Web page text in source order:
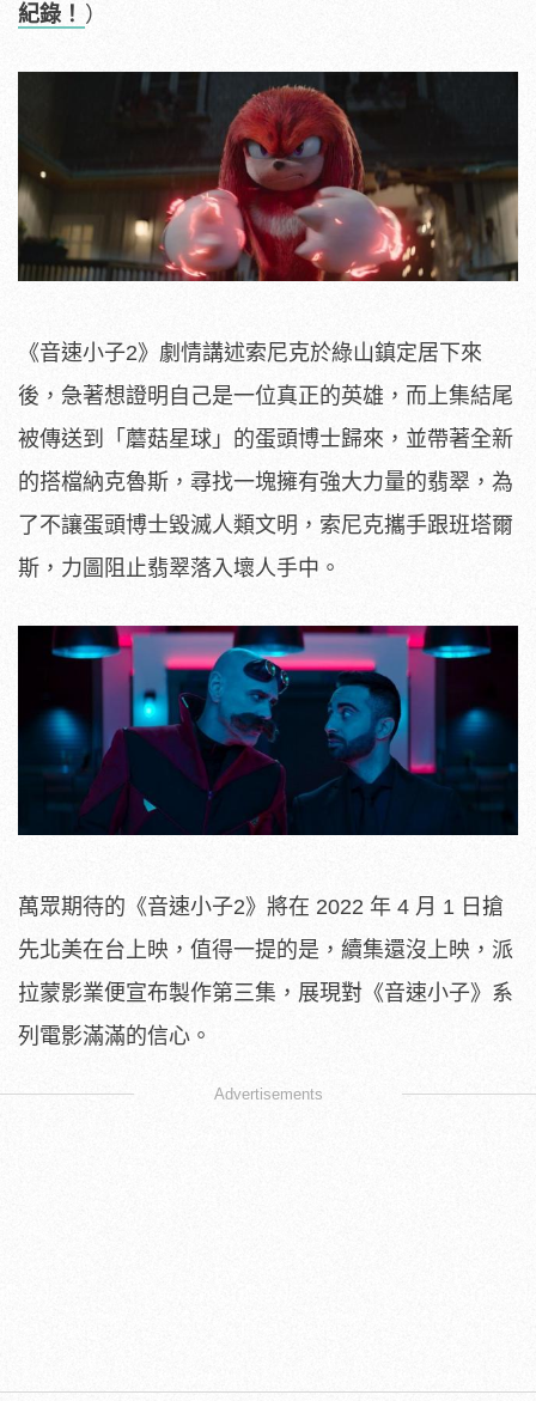
紀錄！ ）
《音速小子2》劇情講述索尼克於綠山鎮定居下來
後，急著想證明自己是一位真正的英雄，而上集結尾
被傳送到「蘑菇星球」的蛋頭博士歸來，並帶著全新
的搭檔納克魯斯，尋找一塊擁有強大力量的翡翠，為
了不讓蛋頭博士毀滅人類文明，索尼克攜手跟班塔爾
斯，力圖阻止翡翠落入壞人手中。
萬眾期待的《音速小子2》將在 2022 年 4 月 1 日搶
先北美在台上映，值得一提的是，續集還沒上映，派
拉蒙影業便宣布製作第三集，展現對《音速小子》系
列電影滿滿的信心。
Advertisements